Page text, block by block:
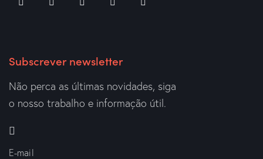
Subscrever newsletter
Não perca as últimas novidades, siga
o nosso trabalho e informação útil.